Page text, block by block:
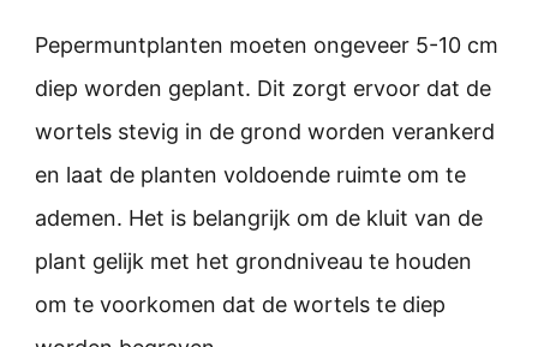
Pepermuntplanten moeten ongeveer 5-10 cm
diep worden geplant. Dit zorgt ervoor dat de
wortels stevig in de grond worden verankerd
en laat de planten voldoende ruimte om te
ademen. Het is belangrijk om de kluit van de
plant gelijk met het grondniveau te houden
om te voorkomen dat de wortels te diep